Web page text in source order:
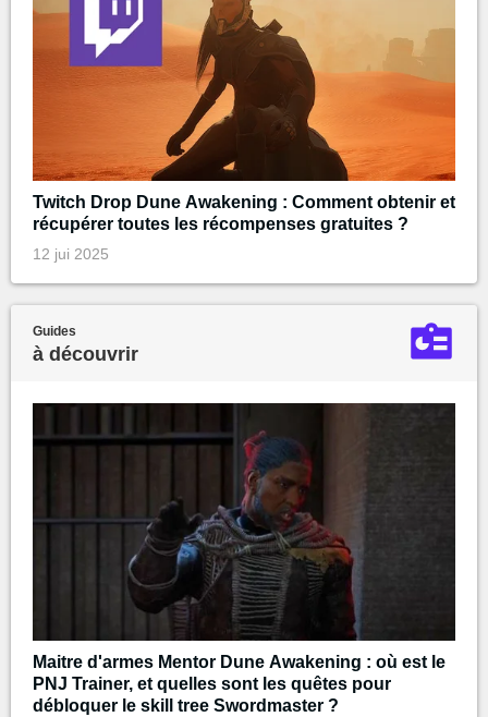
Twitch Drop Dune Awakening : Comment obtenir et
récupérer toutes les récompenses gratuites ?
12 jui 2025
Guides
à découvrir
Maitre d'armes Mentor Dune Awakening : où est le
PNJ Trainer, et quelles sont les quêtes pour
débloquer le skill tree Swordmaster ?